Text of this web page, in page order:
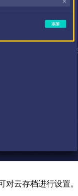
对云存档进行设置